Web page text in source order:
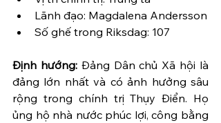
Lãnh đạo: Magdalena Andersson
Số ghế trong Riksdag: 107
Định hướng: Đảng Dân chủ Xã hội là
đảng lớn nhất và có ảnh hưởng sâu
rộng trong chính trị Thụy Điển. Họ
ủng hộ nhà nước phúc lợi, công bằng